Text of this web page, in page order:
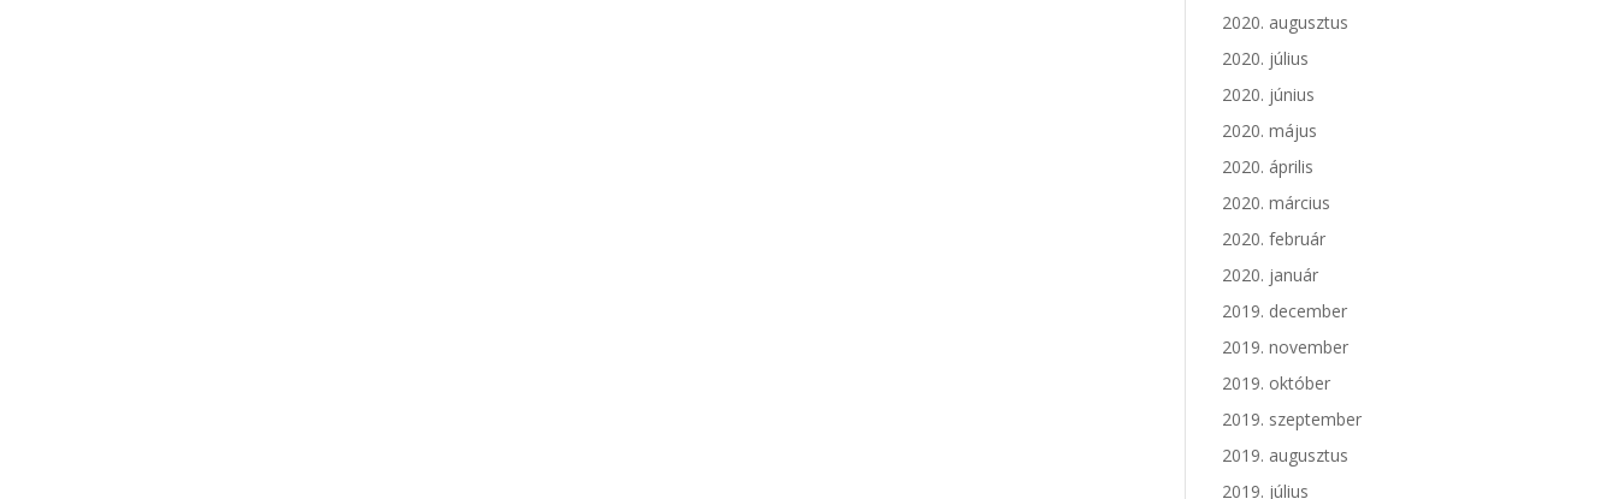
2020. augusztus
2020. július
2020. június
2020. május
2020. április
2020. március
2020. február
2020. január
2019. december
2019. november
2019. október
2019. szeptember
2019. augusztus
2019. július